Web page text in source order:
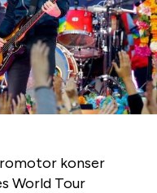
konser
World Tour